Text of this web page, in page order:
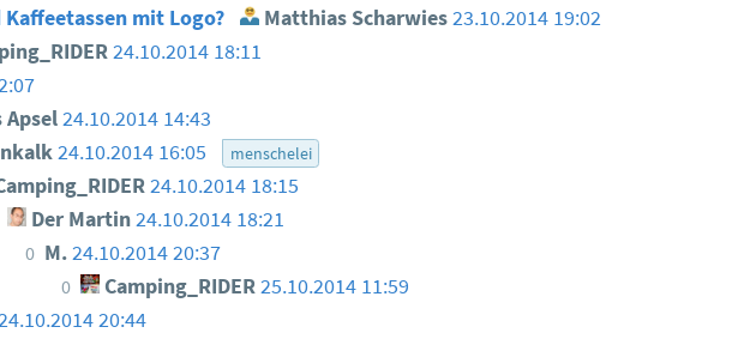
Kaffeetassen mit Logo? Matthias Scharwies23.10.2014 19:02
24.10.2014 18:11
Apsel24.10.2014 14:43
24.10.2014 16:05 menschelei
24.10.2014 18:15
Der Martin 24.10.2014 18:21
0 M.24.10.2014 20:37
0 Camping_RIDER25.10.2014 11:59
20:44